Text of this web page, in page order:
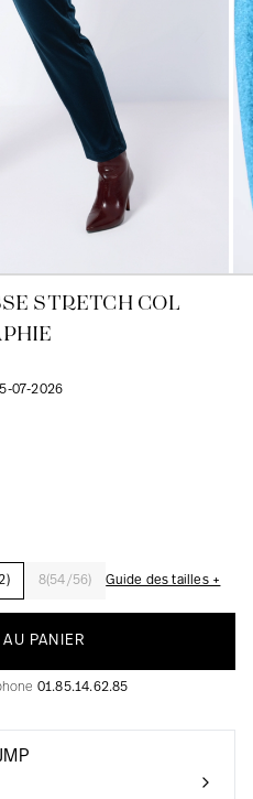
Blazers, Vestes
Pulls
Blazers, Vestes
Manteaux
Accessoires
femmes
STRETCH COL
07-2026
8(54/56) Guide des tailles +
PANIER
01.85.14.62.85